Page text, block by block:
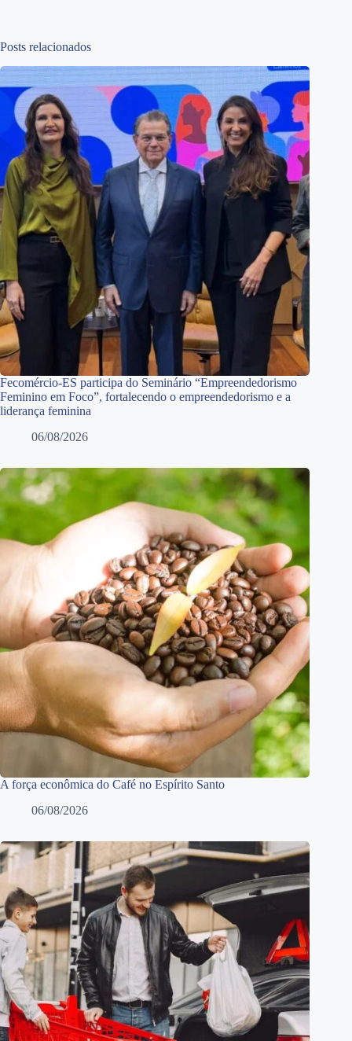
Posts relacionados
Fecomércio-ES participa do Seminário “Empreendedorismo
Feminino em Foco”, fortalecendo o empreendedorismo e a
liderança feminina
06/08/2026
A força econômica do Café no Espírito Santo
06/08/2026